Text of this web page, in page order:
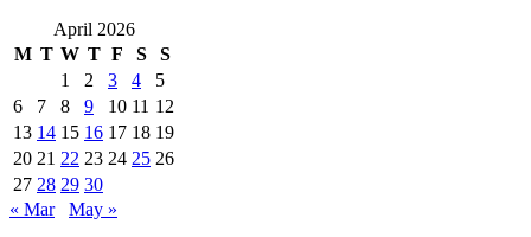
April 2026
M T W T F S
S
1
2 3 4
5
6
7 8 9 10 11 12
13 14 15 16 17 18 19
20 21 22 23 24 25 26
27 28 29 30
« Mar
May »